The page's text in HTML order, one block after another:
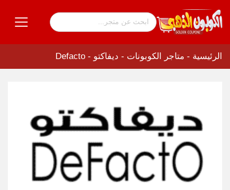
الرئيسية - متاجر الكوبونات - ديفاكتو - Defacto